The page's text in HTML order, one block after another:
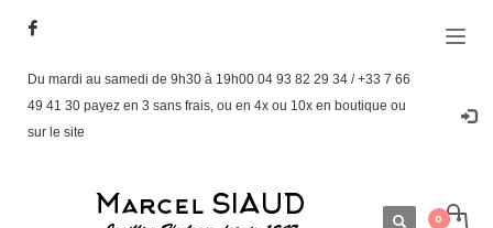
Du mardi au samedi de 9h30 à 19h00 04 93 82 29 34 / +33 7 66
49 41 30 payez en 3 sans frais, ou en 4x ou 10x en boutique ou
sur le site